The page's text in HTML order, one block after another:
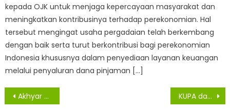
kepada OJK untuk menjaga kepercayaan masyarakat dan
meningkatkan kontribusinya terhadap perekonomian. Hal
tersebut mengingat usaha pergadaian telah berkembang
dengan baik serta turut berkontribusi bagi perekonomian
Indonesia khususnya dalam penyediaan layanan keuangan
melalui penyaluran dana pinjaman […]
Navigasi
Akhyar Sampaikan Nota Pengantar P-APBD TA 2020 KUPA dan PPASP TA 2020 Pemkab Sergai, Disepakati DPRD